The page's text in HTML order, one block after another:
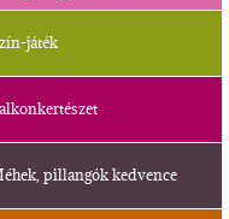
játék
pillangók kedvence